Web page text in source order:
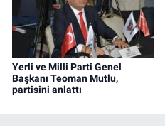
Yerli ve Milli Parti Genel
Başkanı Teoman Mutlu,
partisini anlattı